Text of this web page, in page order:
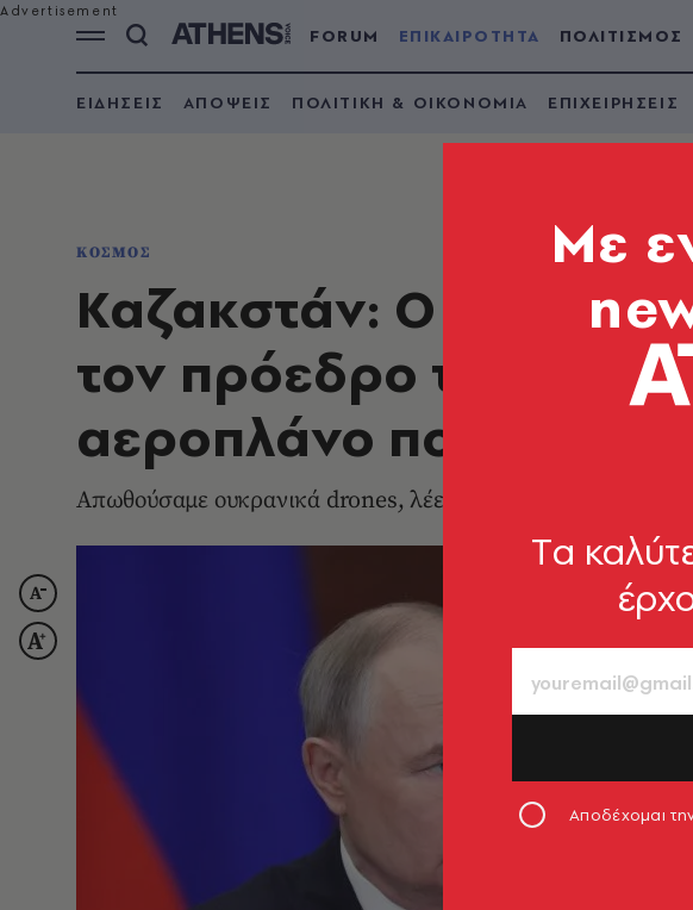
FORUM ΕΠΙΚΑΙΡΟΤΗΤΑ ΠΟΛΙΤΙΣΜΟΣ
ΕΙΔΗΣΕΙΣ ΑΠΟΨΕΙΣ ΠΟΛΙΤΙΚΗ & ΟΙΚΟΝΟΜΙΑ ΕΠΙΧΕΙΡΗΣΕΙΣ
ΚΟΣΜΟΣ
Καζακστάν: Ο Πούτιν
τον πρόεδρο του
αεροπλάνο που έπεσε
Απωθούσαμε ουκρανικά drones, λέει το Κρεμλίνο
Mε
Tα
Αποδέχομαι